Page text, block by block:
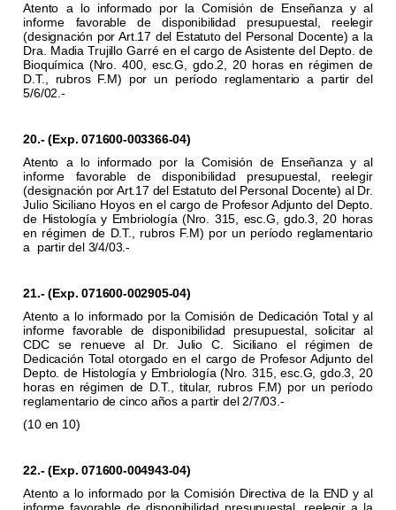
Atento a lo informado por la Comisión de Enseñanza y al
informe favorable de disponibilidad presupuestal, reelegir
(designación por Art.17 del Estatuto del Personal Docente) a la
Dra. Madia Trujillo Garré en el cargo de Asistente del Depto. de
Bioquímica (Nro. 400, esc.G, gdo.2, 20 horas en régimen de
D.T., rubros F.M) por un período reglamentario a partir del
5/6/02.-
20.- (Exp. 071600-003366-04)
Atento a lo informado por la Comisión de Enseñanza y al
informe favorable de disponibilidad presupuestal, reelegir
(designación por Art.17 del Estatuto del Personal Docente) al Dr.
Julio Siciliano Hoyos en el cargo de Profesor Adjunto del Depto.
de Histología y Embriología (Nro. 315, esc.G, gdo.3, 20 horas
en régimen de D.T., rubros F.M) por un período reglamentario
a
partir del 3/4/03.-
21.- (Exp. 071600-002905-04)
Atento a lo informado por la Comisión de Dedicación Total y al
informe favorable de disponibilidad presupuestal, solicitar al
CDC se renueve al Dr. Julio C. Siciliano el régimen de
Dedicación Total otorgado en el cargo de Profesor Adjunto del
Depto. de Histología y Embriología (Nro. 315, esc.G, gdo.3, 20
horas en régimen de D.T., titular, rubros F.M) por un período
reglamentario de cinco años a partir del 2/7/03.-
(10 en 10)
22.- (Exp. 071600-004943-04)
Atento a lo informado por la Comisión Directiva de la END y al